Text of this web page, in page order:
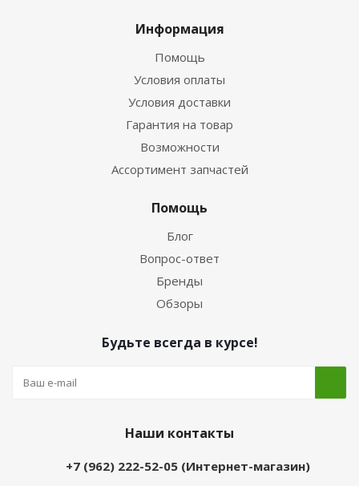
Информация
Помощь
Условия оплаты
Условия доставки
Гарантия на товар
Возможности
Ассортимент запчастей
Помощь
Блог
Вопрос-ответ
Бренды
Обзоры
Будьте всегда в курсе!
Наши контакты
+7 (962) 222-52-05 (Интернет-магазин)